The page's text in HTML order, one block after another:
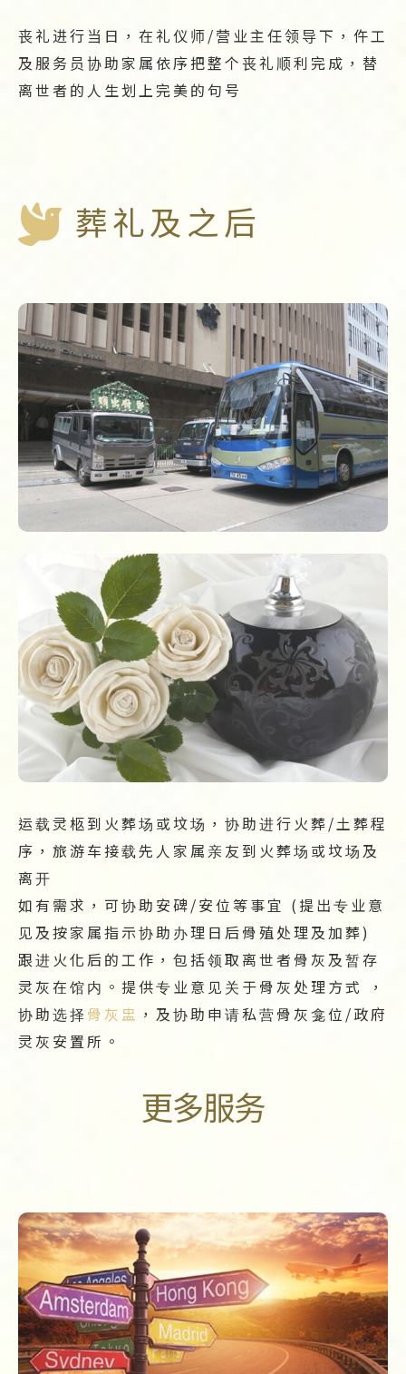
丧礼进行当日，在礼仪师/营业主任领导下，仵工
及服务员协助家属依序把整个丧礼顺利完成，替
离世者的人生划上完美的句号
葬礼及之后
运载灵柩到火葬场或坟场，协助进行火葬/土葬程
序，旅游车接载先人家属亲友到火葬场或坟场及
离开
如有需求，可协助安碑/安位等事宜 (提出专业意
见及按家属指示协助办理日后骨殖处理及加葬)
跟进火化后的工作，包括领取离世者骨灰及暂存
灵灰在馆内。提供专业意见关于骨灰处理方式 ，
协助选择 骨灰盅 ，及协助申请私营骨灰龛位/政府
灵灰安置所。
更多服务